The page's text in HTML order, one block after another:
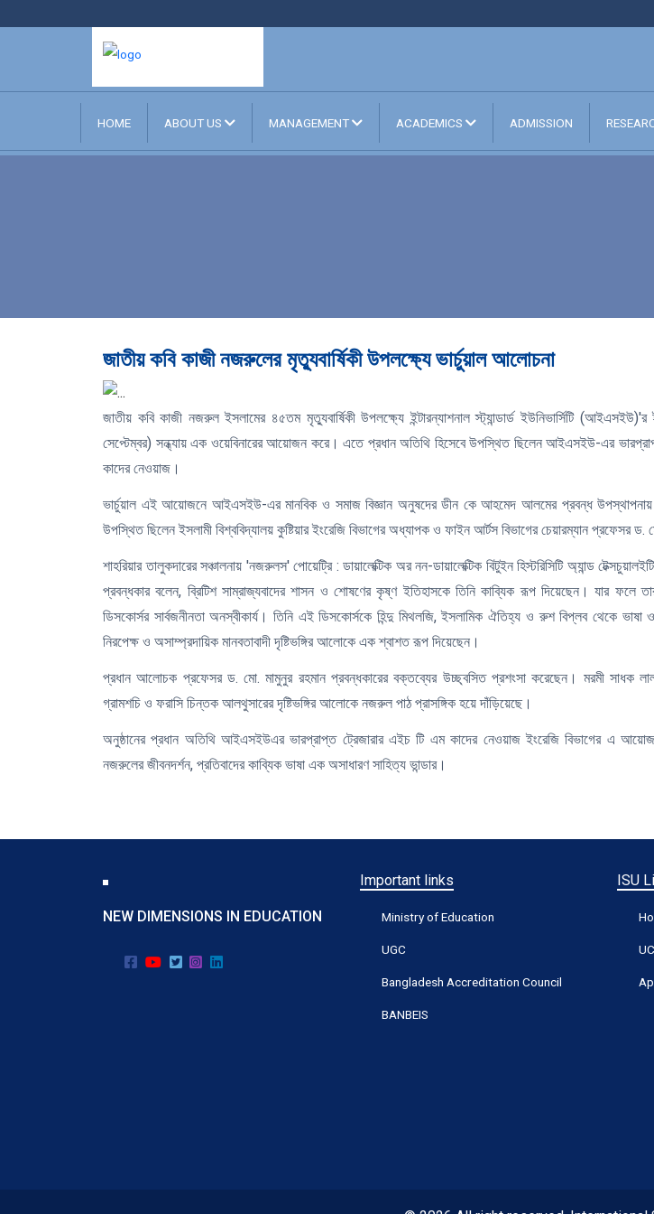
HOME ABOUT US MANAGEMENT ACADEMICS ADMISSION
জাতীয় কবি কাজী নজরুলের মৃত্যুবার্ষিকী উপলক্ষ্যে ভার্চুয়াল আলোচনা
জাতীয় কবি কাজী নজরুল ইসলামের ৪৫তম মৃত্যুবার্ষিকী উপলক্ষ্যে ইন্টারন্যাশনাল স্ট্যান্ডার্ড ইউনিভার্সিটি (আইএসইউ)'র
সেপ্টেম্বর) সন্ধ্যায় এক ওয়েবিনারের আয়োজন করে। এতে প্রধান অতিথি হিসেবে উপস্থিত ছিলেন আইএসইউ-এর
কাদের নেওয়াজ।
ভার্চুয়াল এই আয়োজনে আইএসইউ-এর মানবিক ও সমাজ বিজ্ঞান অনুষদের ডীন কে আহমেদ আলমের প্রবন্ধ
উপস্থিত ছিলেন ইসলামী বিশ্ববিদ্যালয় কুষ্টিয়ার ইংরেজি বিভাগের অধ্যাপক ও ফাইন আর্টস বিভাগের চেয়ারম্যান প্রফেসর ড.
শাহরিয়ার তালুকদারের সঞ্চালনায় 'নজরুলস' পোয়েট্রি : ডায়ালেক্টিক অর নন-ডায়ালেক্টিক বিটুইন হিস্টরিসিটি অ্যান্ড
প্রবন্ধকার বলেন, ব্রিটিশ সাম্রাজ্যবাদের শাসন ও শোষণের কৃষ্ণ ইতিহাসকে তিনি কাব্যিক রূপ দিয়েছেন। যার ফলে তার
ডিসকোর্সর সার্বজনীনতা অনস্বীকার্য। তিনি এই ডিসকোর্সকে হিন্দু মিথলজি, ইসলামিক ঐতিহ্য ও রুশ বিপ্লব থেকে ভাষা
নিরপেক্ষ ও অসাম্প্রদায়িক মানবতাবাদী দৃষ্টিভঙ্গির আলোকে এক শ্বাশত রূপ দিয়েছেন।
প্রধান আলোচক প্রফেসর ড. মো. মামুনুর রহমান প্রবন্ধকারের বক্তব্যের উচ্ছ্বসিত প্রশংসা করেছেন। মরমী সাধক
গ্রামশচি ও ফরাসি চিন্তক আলথুসারের দৃষ্টিভঙ্গির আলোকে নজরুল পাঠ প্রাসঙ্গিক হয়ে দাঁড়িয়েছে।
অনুষ্ঠানের প্রধান অতিথি আইএসইউএর ভারপ্রাপ্ত ট্রেজারার এইচ টি এম কাদের নেওয়াজ ইংরেজি বিভাগের এ
নজরুলের জীবনদর্শন, প্রতিবাদের কাব্যিক ভাষা এক অসাধারণ সাহিত্য ভান্ডার।
NEW DIMENSIONS IN EDUCATION
Important links
Ministry of Education
UGC
Bangladesh Accreditation Council
BANBEIS
ISU